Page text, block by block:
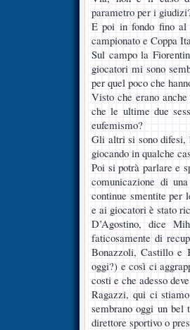
parametro per i
E poi in fondo fino al
campionato e Coppa
Sul campo la
giocatori mi sono
per quel poco che
Visto che erano
che le ultime due
eufemismo?
Gli altri si sono difesi,
giocando in qualche
Poi si potrà parlare e
comunicazione di
continue smentite per
e ai giocatori è stato
D’Agostino, dice
faticosamente di
Bonazzoli, Castillo e
oggi?) e così ci
costi e che adesso
Ragazzi, qui ci
sembrano oggi un bel
direttore sportivo o